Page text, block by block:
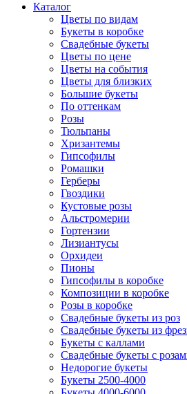
Каталог
Цветы по видам
Букеты в коробке
Свадебные букеты
Цветы по цене
Цветы на события
Цветы для близких
Большие букеты
По оттенкам
Розы
Тюльпаны
Хризантемы
Гипсофилы
Ромашки
Герберы
Гвоздики
Кустовые розы
Альстромерии
Гортензии
Лизиантусы
Орхидеи
Пионы
Гипсофилы в коробке
Композиции в коробке
Розы в коробке
Свадебные букеты из роз
Свадебные букеты из
Букеты с каллами
Свадебные букеты с
Недорогие букеты
Букеты 2500-4000